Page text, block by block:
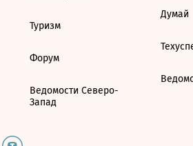
Туризм
Форум
Ведомости Северо-
Запад
Думай